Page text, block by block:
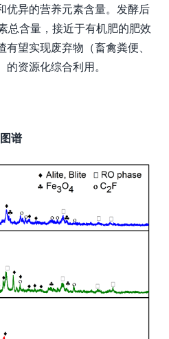
优异的营养元素含量。发酵后
总含量，接近于有机肥的肥效
望实现废弃物（畜禽粪便、
资源化综合利用。
谱